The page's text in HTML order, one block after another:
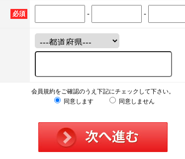
必須 - -
会員規約をご確認のうえ下記にチェックして下さい。
同意します
同意しません